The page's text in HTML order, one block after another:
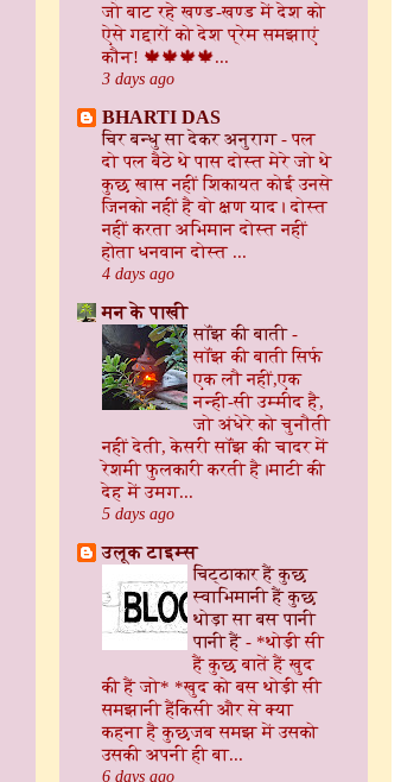
जो बाट रहे खण्ड-खण्ड में देश को
ऐसे गद्दारों को देश प्रेम समझाएं
कौन! 🍁🍁🍁🍁...
3 days ago
BHARTI DAS
चिर बन्धु सा देकर अनुराग-पल
दो पल बैठे थे पास दोस्त मेरे जो थे
कुछ खास नहीं शिकायत कोई उनसे
जिनको नहीं है वो क्षण याद। दोस्त
नहीं करता अभिमान दोस्त नहीं
होता धनवान दोस्त ...
4 days ago
मन के पाखी
सॉंझ की बाती-
सॉंझ की बाती ​ सिर्फ
एक लौ नहीं, ​एक
नन्ही-सी उम्मीद है,
जो अंधेरे को चुनौती
नहीं देती, केसरी सॉंझ की चादर में
रेशमी फुलकारी करती है। ​माटी की
देह में उमग...
5 days ago
उलूक टाइम्स
चिट्ठाकार हैं कुछ
स्वाभिमानी हैं कुछ
थोड़ा सा बस पानी
पानी हैं- *थोड़ी सी
हैं कुछ बातें हैं खुद
की हैं जो* *खुद को बस थोड़ी सी
समझानी हैंकिसी और से क्या
कहना है कुछजब समझ में उसको
उसकी अपनी ही बा...
6 days ago